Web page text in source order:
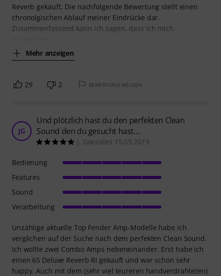
Reverb gekauft. Die nachfolgende Bewertung stellt einen
chronolgischen Ablauf meiner Eindrücke dar.
Zusammenfassend kann ich sagen, dass ich mich
Mehr anzeigen
29 2 BEWERTUNG MELDEN
JG
Und plötzlich hast du den perfekten Clean
Sound den du gesucht hast....
J. Gonzales 15.09.2019
Unzählige aktuelle Top Fender Amp-Modelle habe ich
verglichen auf der Suche nach dem perfekten Clean Sound.
Ich wollte zwei Combo Amps nebeneinander. Erst habe ich
einen 65 Deluxe Reverb RI gekauft und war schon sehr
happy. Auch mit dem (sehr viel teureren handverdrahteten)
Bedienung
Features
Sound
Verarbeitung